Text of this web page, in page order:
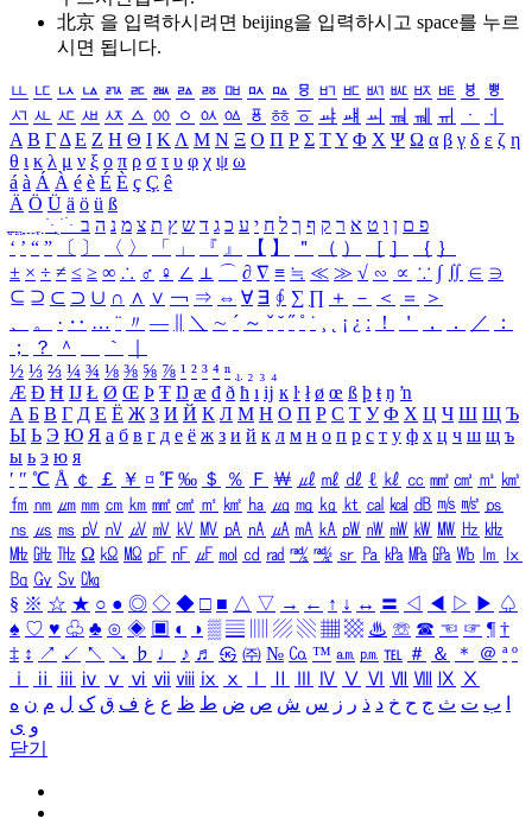
北京 을 입력하시려면 beijing을 입력하시고 space를 누르
시면 됩니다.
ㅥ ㅦ ㅧ ㅨ ㅩ ㅪ ㅫ ㅬ ㅭ ㅮ ㅯ ㅰ ㅱ ㅲ ㅳ ㅴ ㅵ ㅶ ㅷ ㅸ
ㅹ
ㅺ ㅻ ㅼ ㅽ ㅾ ㅿ ㆀ ㆁ ㆂ ㆃ ㆄ ㆅ ㆆ ㆇ ㆈ ㆉ ㆊ ㆋ ㆌ ㆍ
ㆎ
Α Β ΓΔ Ε Ζ Η Θ Ι ΚΛ Μ Ν Ξ Ο Π Ρ Σ ΤΥ Φ Χ Ψ Ω α β γ δ ε ζ η
θ ι κ λ μ ν ξ ο π ρ σ τ υ φ χ ψ ω
á à Á À é è É È ç Ç ê
Ä Ö Ü ä ö ü ß
ִֶֹ ֻּ ׁׂ פ ם ן ו ט א ר ק ף ך ל ח י ע כ ג ד ש ץ ת צ מ נ ה ב
‘ ’ “ ” 〔 〕 〈 〉 「 」 『 』 【 】 ＂ （ ） ［ ］ ｛ ｝
± × ÷ ≠ ≤ ≥ ∞ ∴ ♂ ♀ ∠ ⊥ ⌒ ∂ ∇ ≡ ≒ ≪ ≫ √ ∽ ∝ ∵ ∫ ∬ ∈ ∋
⊆ ⊇ ⊂ ⊃ ∪ ∩ ∧ ∨ ￢ ⇒ ⇔ ∀ ∃ ∮ ∑ ∏ ＋ － ＜ ＝
＞
、
。 · ‥ … ¨ 〃 ― ＼ ∼ ´ ～ ˇ ˘ ˝ ˚ ˙ ¸ ¡ ¿ ː ！ ＇ ， ． ／
：
；
？ ＾ ｀
½ ⅓ ⅔ ¼ ¾ ⅛ ⅜ ⅝ ⅞ ¹ ² ³ ⁴ ⁿ ₁ ₂ ₃ ₄
Æ Ð Ħ Ĳ Ł Ø Œ Þ Ŧ Ŋ æ đ ð ħ ı ĳ ĸ ŀ ł ø œ ß þ ŧ ŋ ŉ
А Б В Г Д Е Ё Ж З И Й К Л М Н О П Р С Т У Ф Х Ц Ч Ш Щ Ъ
Ы Ь Э Ю Я а б в г д е ё ж з и й к л м н о п р с т у ф х ц ч ш щ ъ
ы ь э ю я
′ ″ ℃ Å ￠ ￡ ￥ ¤ ℉ ‰ ＄ ％ Ｆ ￦ ㎕ ㎖ ㎗ ℓ ㎘ ㏄ ㎣ ㎤ ㎥ ㎦
㎙ ㎚ ㎛ ㎜ ㎝ ㎞ ㎟ ㎠ ㎡ ㎢ ㏊ ㎍ ㎎ ㎏ ㏏ ㎈ ㎉ ㏈ ㎧ ㎨ ㎰
㎱ ㎲ ㎳ ㎴ ㎵ ㎶ ㎷ ㎸ ㎹ ㎀ ㎁ ㎂ ㎃ ㎄ ㎺ ㎻ ㎽ ㎾ ㎿ ㎐ ㎑
㎒ ㎓ ㎔ Ω ㏀ ㏁ ㎊ ㎋ ㎌ ㏖ ㏅ ㎭ ㎮ ㎯ ㏛ ㎩ ㎪ ㎫ ㎬ ㏝ ㏐
㏓
㏃ ㏉ ㏜ ㏆
§ ※ ☆ ★ ○ ● ◎ ◇ ◆ □ ■ △ ▽ → ← ↑ ↓ ↔ 〓 ◁ ◀ ▷ ▶ ♤
♠ ♡ ♥ ♧ ♣ ⊙ ◈ ▣ ◐ ◑ ▒ ▤ ▨ ▧ ▦ ▩ ♨ ☏ ☎ ☜ ☞ ¶ †
‡ ↕ ↗ ↙ ↖ ↘ ♭ ♩ ♪ ♬ ㉿ ㈜ № ㏇ ™ ㏂ ㏘ ℡ ＃ ＆ ＊ ＠ ª º
ⅰ
ⅱ ⅲ ⅳ ⅴ ⅵ ⅶ ⅷ ⅸ ⅹ Ⅳ Ⅴ Ⅵ Ⅶ Ⅷ Ⅸ Ⅹ
ب ت ث ج ح خ د ذ ر ز س ش ص ض ط ظ ع غ ف ق ک ل م ن ه
و ی
닫기